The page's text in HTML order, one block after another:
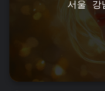
서울 강